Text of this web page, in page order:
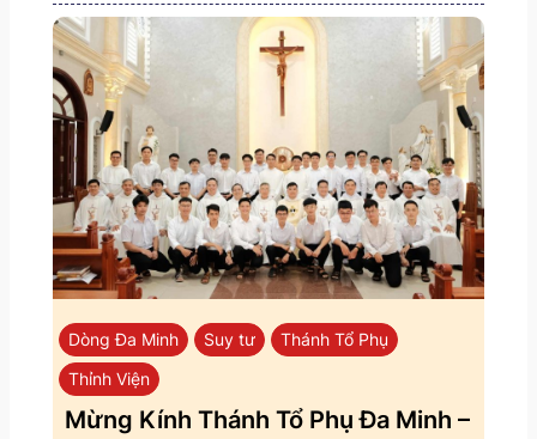
Dòng Đa Minh Suy tư
Thánh Tổ Phụ
Thỉnh Viện
Mừng Kính Thánh Tổ Phụ Đa Minh –